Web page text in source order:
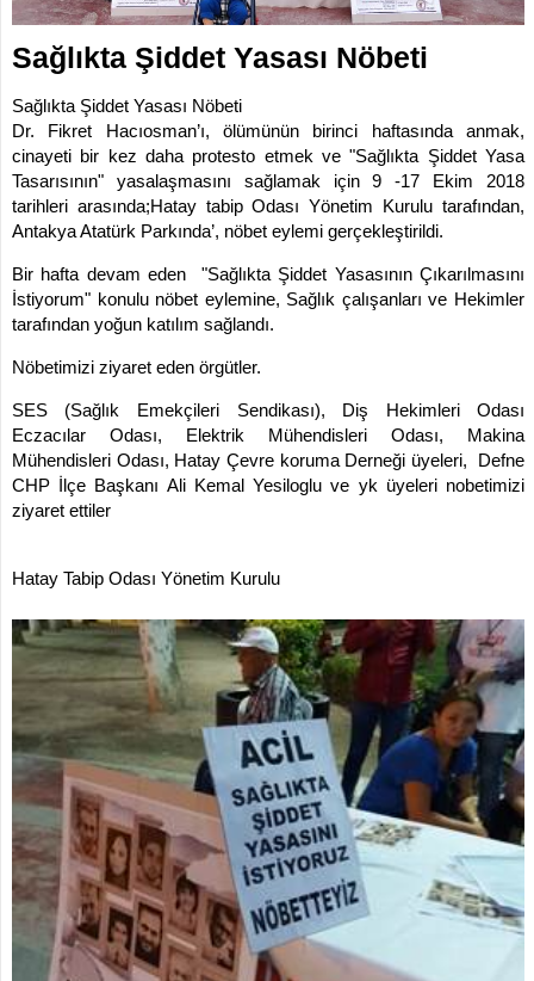
KOMİSYONLAR
İLETİŞİM
Sağlıkta Şiddet Yasası Nöbeti
Sağlıkta Şiddet Yasası Nöbeti
Dr. Fikret Hacıosman’ı, ölümünün birinci haftasında anmak,
cinayeti bir kez daha protesto etmek ve "Sağlıkta Şiddet Yasa
Tasarısının" yasalaşmasını sağlamak için 9 -17 Ekim 2018
tarihleri arasında;Hatay tabip Odası Yönetim Kurulu tarafından,
Antakya Atatürk Parkında’, nöbet eylemi gerçekleştirildi.
Bir hafta devam eden "Sağlıkta Şiddet Yasasının Çıkarılmasını
İstiyorum" konulu nöbet eylemine, Sağlık çalışanları ve Hekimler
tarafından yoğun katılım sağlandı.
Nöbetimizi ziyaret eden örgütler.
SES (Sağlık Emekçileri Sendikası), Diş Hekimleri Odası
Eczacılar Odası, Elektrik Mühendisleri Odası, Makina
Mühendisleri Odası, Hatay Çevre koruma Derneği üyeleri, Defne
CHP İlçe Başkanı Ali Kemal Yesiloglu ve yk üyeleri nobetimizi
ziyaret ettiler
Hatay Tabip Odası Yönetim Kurulu